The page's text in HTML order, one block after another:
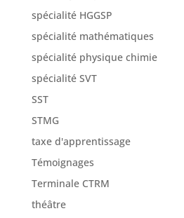
spécialité HGGSP
spécialité mathématiques
spécialité physique chimie
spécialité SVT
SST
STMG
taxe d'apprentissage
Témoignages
Terminale CTRM
théâtre